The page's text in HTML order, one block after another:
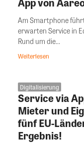
Am Smartphone
erwarten Service in
Rund um die...
Weiterlesen
Digitalisierung
Service via
Mieter und
fünf EU-
Ergebnis!